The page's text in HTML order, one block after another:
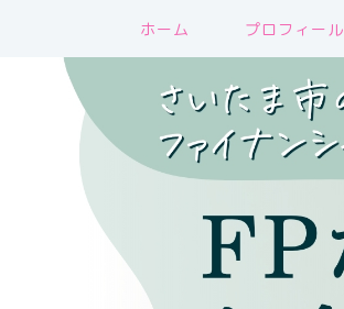
ホーム プロフィール